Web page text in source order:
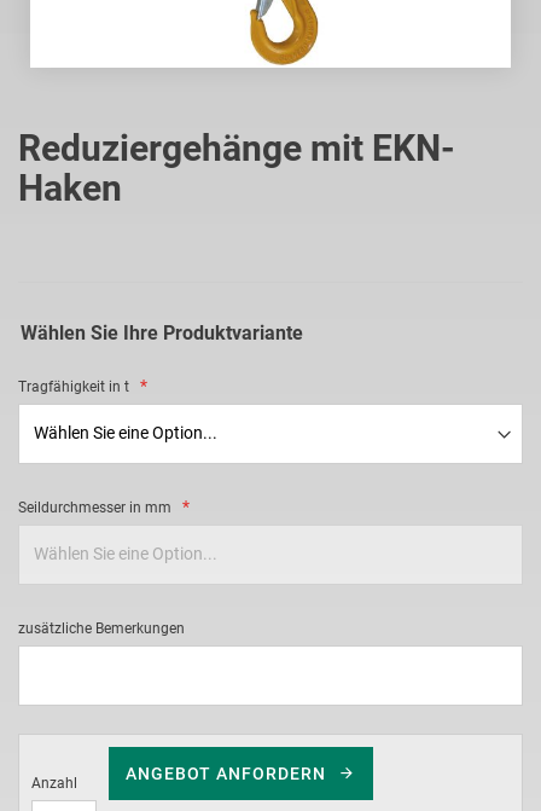
Reduziergehänge mit EKN-
Haken
Wählen Sie Ihre Produktvariante
Tragfähigkeit in t
Seildurchmesser in mm
zusätzliche Bemerkungen
Anzahl
ANGEBOT ANFORDERN
Anfang
der
Bildgalerie